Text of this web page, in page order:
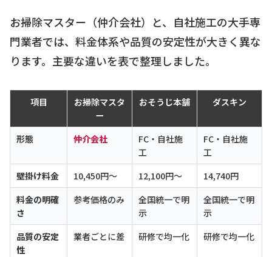
お掃除マスター（仲介会社）と、自社施工の大手専
門業者では、料金体系や品質の安定性が大きく異な
ります。主要な違いを表で整理しました。
項目
お掃除マスタ
ー
おそうじ本舗 ダスキン
形態 仲介会社
FC・自社施
工
FC・自社施
工
壁掛け料金
10,450円〜 12,100円〜
14,740円
料金の明確
さ
参考価格のみ
全国統一で明
示
全国統一で明
示
品質の安定
性
業者ごとに差 研修で均一化 研修で均一化